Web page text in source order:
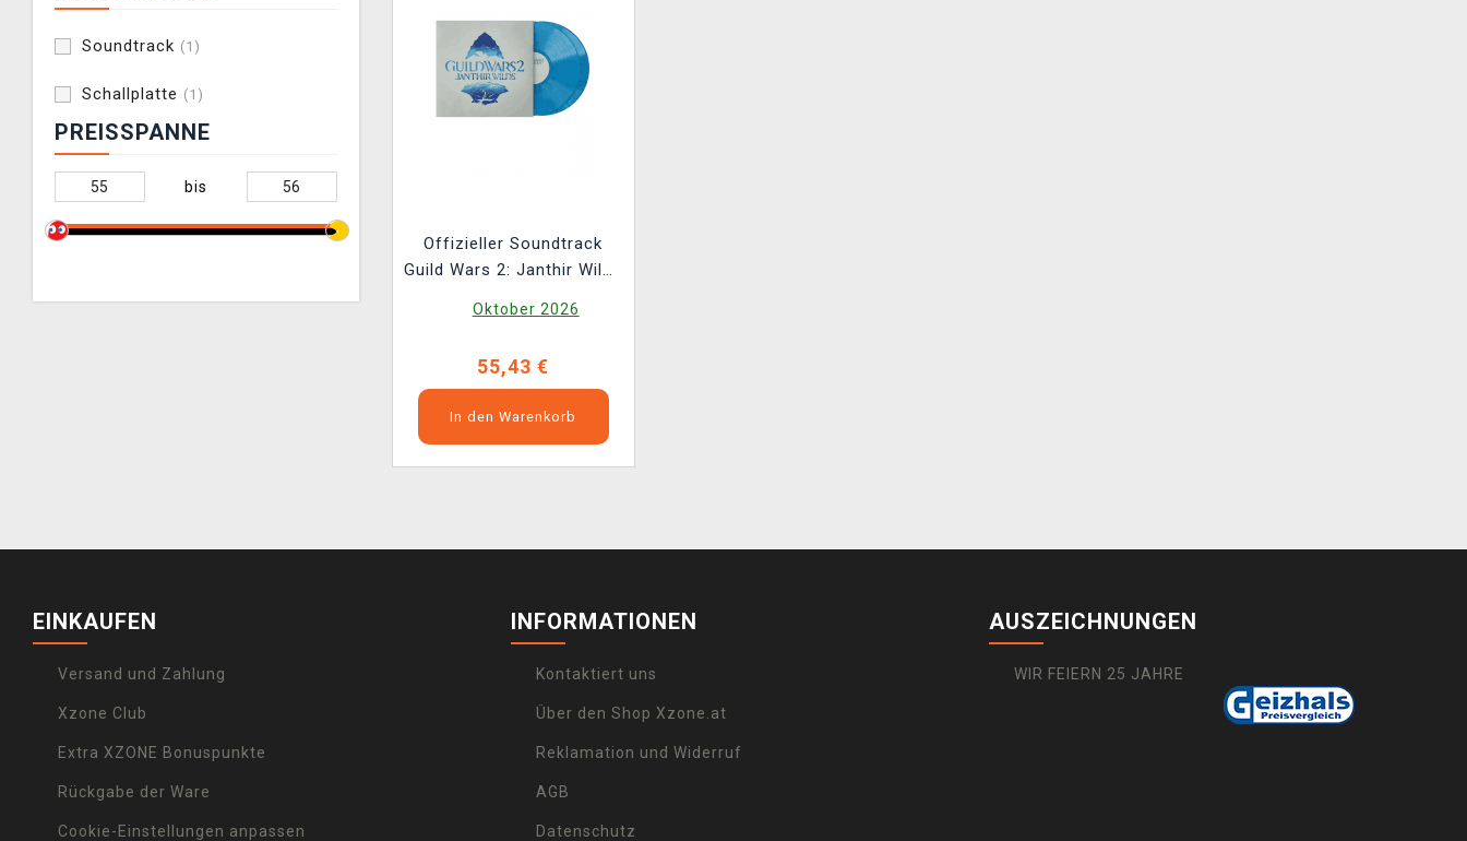
Soundtrack (1)
Schallplatte (1)
PREISSPANNE
bis
Offizieller Soundtrack
Guild Wars 2: Janthir Wilds
Oktober 2026
55,43 €
In den Warenkorb
EINKAUFEN
Versand und Zahlung
Xzone Club
Extra XZONE Bonuspunkte
Rückgabe der Ware
Cookie-Einstellungen anpassen
INFORMATIONEN
Kontaktiert uns
Über den Shop Xzone.at
Reklamation und Widerruf
AGB
Datenschutz
AUSZEICHNUNGEN
WIR FEIERN 25 JAHRE